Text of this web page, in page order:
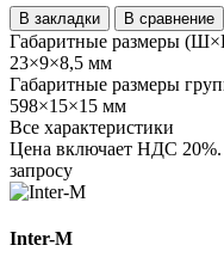
В закладки В сравнение
Габаритные размеры
23×9×8,5 мм
Габаритные размеры
598×15×15 мм
Все характеристики
Цена включает НДС
запросу
Inter-M